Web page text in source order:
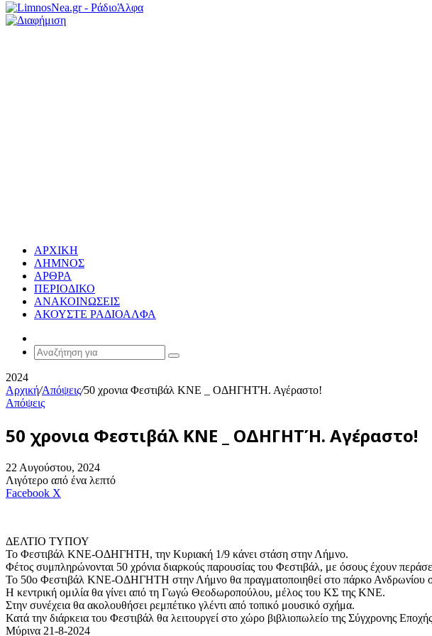
ΑΡΧΙΚΗ
ΛΗΜΝΟΣ
ΑΡΘΡΑ
ΠΕΡΙΟΔΙΚΟ
ΑΝΑΚΟΙΝΩΣΕΙΣ
ΑΚΟΥΣΤΕ ΡΑΔΙΟΑΛΦΑ
Article
Αναζήτηση
2024
Αρχική/Απόψεις/50 χρονια Φεστιβάλ ΚΝΕ _ ΟΔΗΓΗΤΉ. Αγέραστο!
Απόψεις
50 χρονια Φεστιβάλ ΚΝΕ _ ΟΔΗΓΗΤΉ. Αγέραστο!
22 Αυγούστου, 2024
Λιγότερο από ένα λεπτό
Facebook X
ΔΕΛΤΙΟ ΤΥΠΟΥ
Το Φεστιβάλ ΚΝΕ-ΟΔΗΓΗΤΗ, την Κυριακή 1/9 κάνει στάση στην Λήμνο.
Φέτος συμπληρώνονται 50 χρόνια διαρκούς παρουσίας του Φεστιβάλ, με όσους έχουν
Το 50ο Φεστιβάλ ΚΝΕ-ΟΔΗΓΗΤΗ στην Λήμνο θα πραγματοποιηθεί στο πάρκο Ανδρωνίου
Η κεντρική ομιλία θα γίνει από τη Γωγώ Θεοδωροπούλου, μέλος του ΚΣ της ΚΝΕ.
Στην συνέχεια θα ακολουθήσει ρεμπέτικο γλέντι από τοπικό μουσικό σχήμα.
Κατά την διάρκεια του Φεστιβάλ θα λειτουργεί στο χώρο βιβλιοπωλείο της Σύγχρονης
Μύρινα 21-8-2024